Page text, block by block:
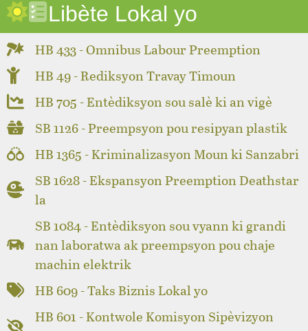
Libète Lokal yo
HB 433 - Omnibus Labour Preemption
HB 49 - Rediksyon Travay Timoun
HB 705 - Entèdiksyon sou salè ki an vigè
SB 1126 - Preempsyon pou resipyan plastik
HB 1365 - Kriminalizasyon Moun ki Sanzabri
SB 1628 - Ekspansyon Preemption Deathstar
la
SB 1084 - Entèdiksyon sou vyann ki grandi
nan laboratwa ak preempsyon pou chaje
machin elektrik
HB 609 - Taks Biznis Lokal yo
HB 601 - Kontwole Komisyon Sipèvizyon